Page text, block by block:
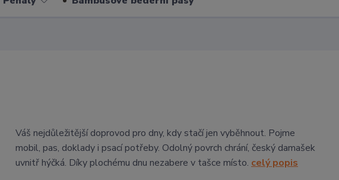
Váš nejdůležitější doprovod pro dny, kdy stačí jen vyběhnout. Pojme
mobil, pas, doklady i psací potřeby. Odolný povrch chrání, český damašek
uvnitř hýčká. Díky plochému dnu nezabere v tašce místo. celý popis